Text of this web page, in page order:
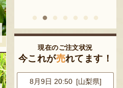
現在のご注文状況
今これが売れてます！
8月9日 20:19 [埼玉県]